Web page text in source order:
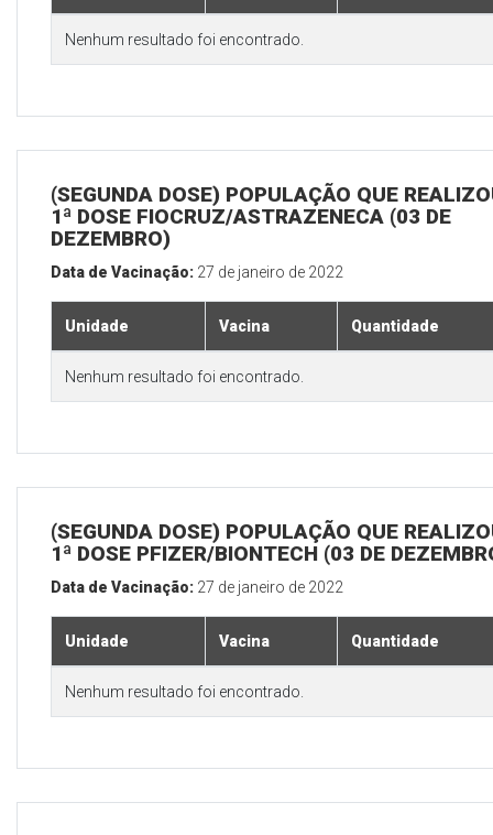
Nenhum resultado foi encontrado.
(SEGUNDA DOSE) POPULAÇÃO QUE
1ª DOSE FIOCRUZ/ASTRAZENECA (03 DE
DEZEMBRO)
Data de Vacinação: 27 de janeiro de 2022
Unidade Vacina Quantidade
Nenhum resultado foi encontrado.
(SEGUNDA DOSE) POPULAÇÃO QUE
1ª DOSE PFIZER/BIONTECH (03 DE
Data de Vacinação: 27 de janeiro de 2022
Unidade Vacina Quantidade
Nenhum resultado foi encontrado.